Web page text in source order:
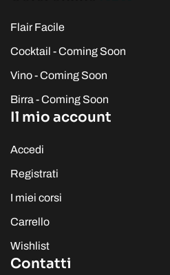
Flair Facile
Cocktail - Coming Soon
Vino - Coming Soon
Birra - Coming Soon
Il mio account
Accedi
Registrati
I miei corsi
Carrello
Wishlist
Contatti